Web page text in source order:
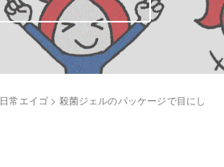
日常エイゴ > 殺菌ジェルのパッケージで目にし